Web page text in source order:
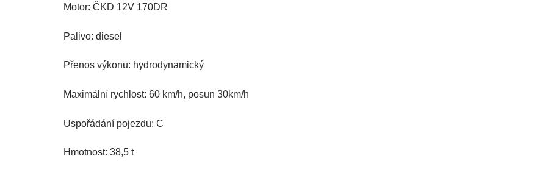
Motor: ČKD 12V 170DR
Palivo: diesel
Přenos výkonu: hydrodynamický
Maximální rychlost: 60 km/h, posun 30km/h
Uspořádání pojezdu: C
Hmotnost: 38,5 t